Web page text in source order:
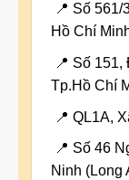
📍 Số
Hồ Chí
📍 Số
Tp.Hồ Chí
📍 QL1A,
📍 Số 46
Ninh (Long